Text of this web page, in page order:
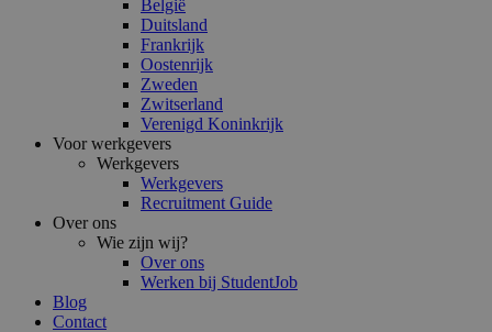
België
Duitsland
Frankrijk
Oostenrijk
Zweden
Zwitserland
Verenigd Koninkrijk
Voor werkgevers
Werkgevers
Werkgevers
Recruitment Guide
Over ons
Wie zijn wij?
Over ons
Werken bij StudentJob
Blog
Contact